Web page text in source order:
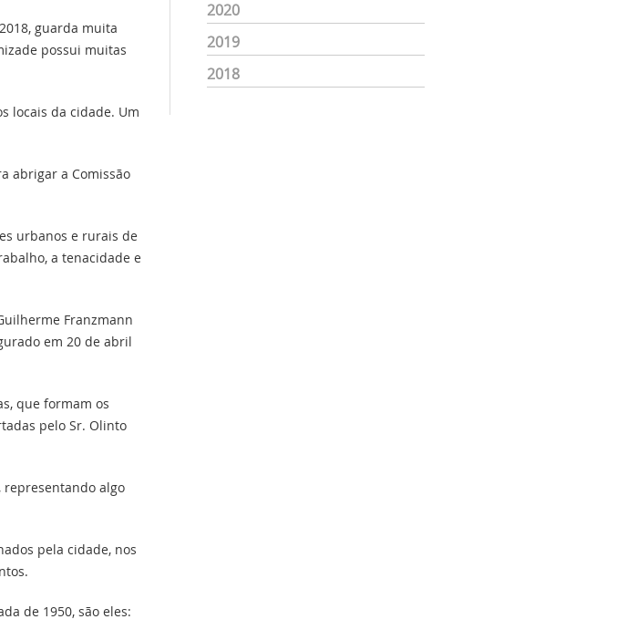
guarda muita
possui muitas
locais da cidade. Um
abrigar a Comissão
urbanos e rurais de
a tenacidade e
Franzmann
em 20 de abril
que formam os
pelo Sr. Olinto
representando algo
pela cidade, nos
de 1950, são eles:
2020
2019
2018